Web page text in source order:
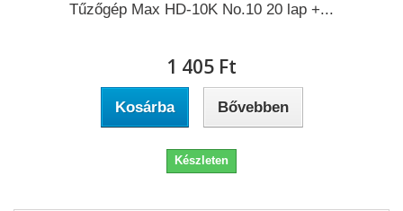
Tűzőgép Max HD-10K No.10 20 lap +...
1 405 Ft‎
Kosárba Bővebben
Készleten